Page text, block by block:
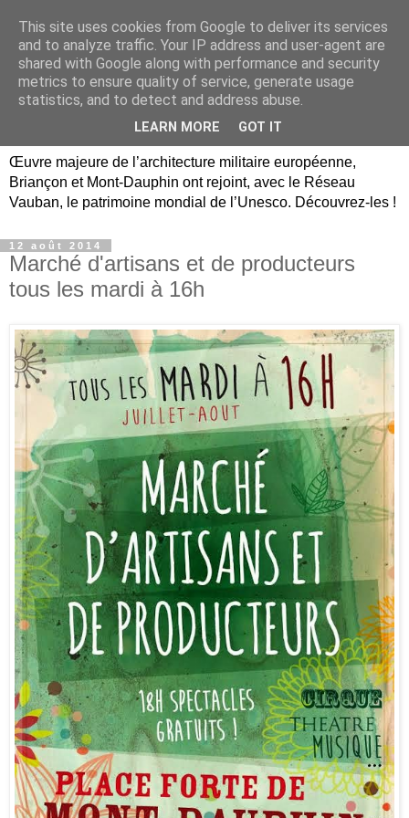
Briançon, Mont-Dauphin,
Vauban Unesco Hautes-
Œuvre majeure de l’architecture militaire européenne,
Briançon et Mont-Dauphin ont rejoint, avec le Réseau
Vauban, le patrimoine mondial de l’Unesco. Découvrez-les !
12 août 2014
Marché d'artisans et de producteurs
tous les mardi à 16h
This site uses cookies from Google to deliver its services
and to analyze traffic. Your IP address and user-agent are
shared with Google along with performance and security
metrics to ensure quality of service, generate usage
statistics, and to detect and address abuse.
LEARN MORE GOT IT